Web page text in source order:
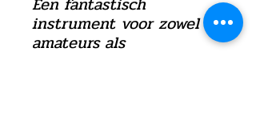
instrument voor zowel
amateurs als